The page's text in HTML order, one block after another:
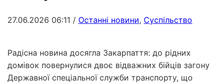
27.06.2026 06:11 / Останні новини, Суспільство
Радісна новина досягла Закарпаття: до рідних
домівок повернулися двоє відважних бійців загону
Державної спеціальної служби транспорту, що